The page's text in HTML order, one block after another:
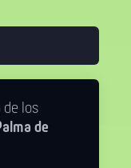
de los
de